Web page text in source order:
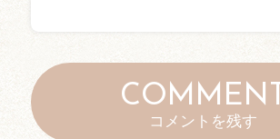
COMMENT
コメントを残す